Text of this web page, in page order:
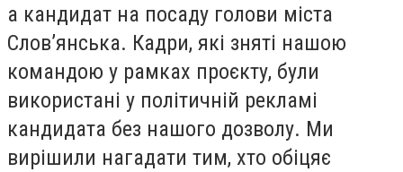
а кандидат на посаду голови міста
Слов’янська. Кадри, які зняті нашою
командою у рамках проєкту, були
використані у політичній рекламі
кандидата без нашого дозволу. Ми
вирішили нагадати тим, хто обіцяє